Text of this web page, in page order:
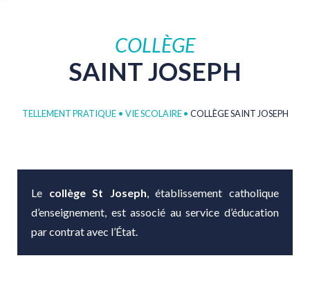
COLLÈGE
SAINTJOSEPH
TELLEMENT PRATIQUE • VIE SCOLAIRE• COLLÈGE SAINT JOSEPH
Le collège St Joseph, établissement catholique
d’enseignement, est associé au service d’éducation
par contrat avec l’État.